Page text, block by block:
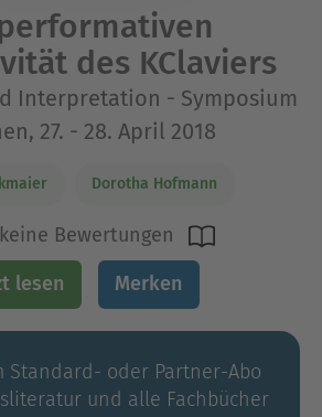
des KClaviers
Interpretation - Symposium
27. - 28. April 2018
Dorotha Hofmann
Bewertungen
lesen Merken
Standard- oder Partner-Abo
und alle Fachbücher